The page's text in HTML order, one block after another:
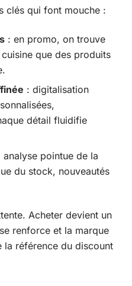
clés qui font mouche :
: en promo, on trouve
que des produits
: digitalisation
détail fluidifie
analyse pointue de la
du stock, nouveautés
Acheter devient un
renforce et la marque
la référence du discount